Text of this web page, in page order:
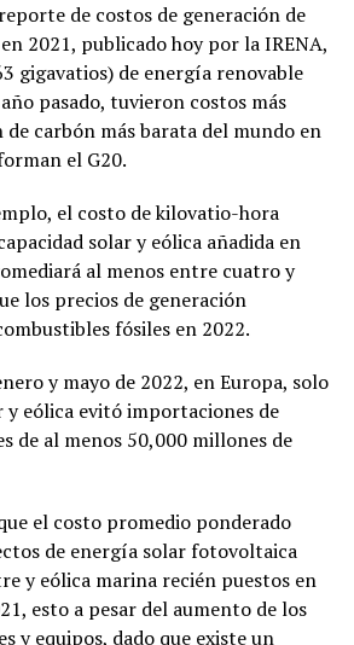
de costos de generación de
2021, publicado hoy por la IRENA,
gigavatios) de energía renovable
pasado, tuvieron costos más
de carbón más barata del mundo en
el G20.
el costo de kilovatio-hora
solar y eólica añadida en
al menos entre cuatro y
los precios de generación
fósiles en 2022.
y mayo de 2022, en Europa, solo
y eólica evitó importaciones de
de al menos 50,000 millones de
el costo promedio ponderado
de energía solar fotovoltaica
y eólica marina recién puestos en
esto a pesar del aumento de los
y equipos, dado que existe un